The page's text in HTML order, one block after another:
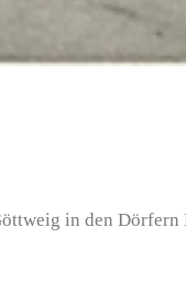
in den